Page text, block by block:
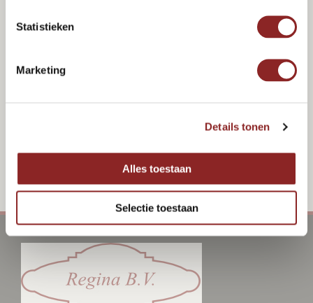
Statistieken
Marketing
Details tonen
Alles toestaan
Selectie toestaan